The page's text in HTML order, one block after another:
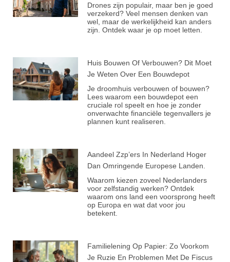
Drones zijn populair, maar ben je goed
verzekerd? Veel mensen denken van
wel, maar de werkelijkheid kan anders
zijn. Ontdek waar je op moet letten.
Huis Bouwen Of Verbouwen? Dit Moet
Je Weten Over Een Bouwdepot
Je droomhuis verbouwen of bouwen?
Lees waarom een bouwdepot een
cruciale rol speelt en hoe je zonder
onverwachte financiële tegenvallers je
plannen kunt realiseren.
Aandeel Zzp’ers In Nederland Hoger
Dan Omringende Europese Landen.
Waarom kiezen zoveel Nederlanders
voor zelfstandig werken? Ontdek
waarom ons land een voorsprong heeft
op Europa en wat dat voor jou
betekent.
Familielening Op Papier: Zo Voorkom
Je Ruzie En Problemen Met De Fiscus